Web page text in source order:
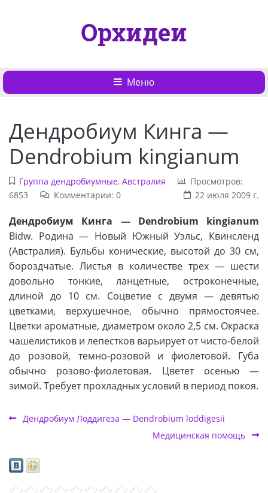
Орхидеи
Меню
Дендробиум Кинга —
Dendrobium kingianum
Группа дендробиумные, Австралия
Просмотров:
6853
Комментарии: 0 22 июля 2009 г.
Дендробиум Кинга — Dendrobium kingianum
Bidw. Родина — Новый Южный Уэльс, Квинсленд
(Австралия). Бульбы конические, высотой до 30 см,
бороздчатые. Листья в количестве трех — шести
довольно тонкие, ланцетные, остроконечные,
длиной до 10 см. Соцветие с двумя — девятью
цветками, верхушечное, обычно прямостоячее.
Цветки ароматные, диаметром около 2,5 см. Окраска
чашелистиков и лепестков варьирует от чисто-белой
до розовой, темно-розовой и фиолетовой. Губа
обычно розово-фиолетовая. Цветет осенью —
зимой. Требует прохладных условий в период покоя.
Дендробиум Лоддигеза — Dendrobium loddigesii
Медицинская помощь